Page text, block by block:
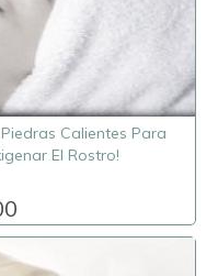
Calientes Para
El Rostro!